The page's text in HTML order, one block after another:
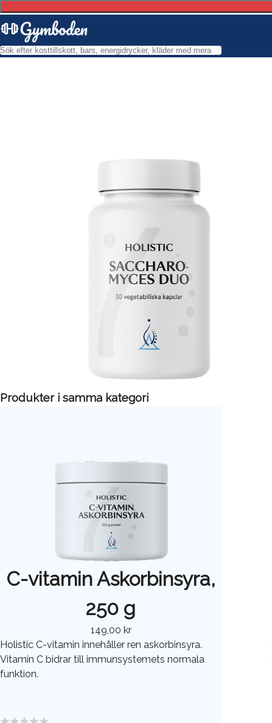
Produkter i samma kategori
C-vitamin Askorbinsyra,
250 g
149,00 kr
Holistic C-vitamin innehåller ren askorbinsyra.
Vitamin C bidrar till immunsystemets normala
funktion.